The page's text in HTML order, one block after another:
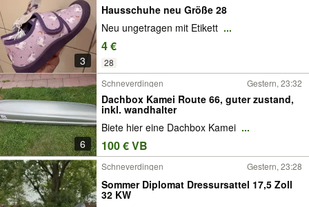
3
Hausschuhe neu Größe 28
Neu ungetragen mit Etikett ...
4 €
28
6
Schneverdingen Gestern, 23:32
Dachbox Kamei Route 66, guter zustand,
inkl. wandhalter
Biete hier eine Dachbox Kamei ...
100 € VB
Schneverdingen Gestern, 23:28
Sommer Diplomat Dressursattel 17,5 Zoll
32 KW